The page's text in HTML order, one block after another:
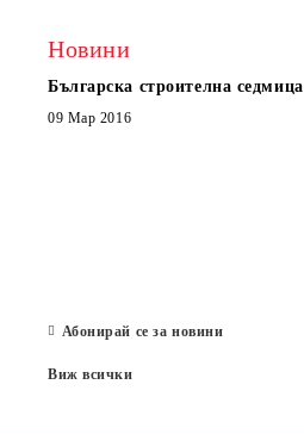
Новини
Българска строителна седмица
09 Мар 2016
Абонирай се за новини
Виж всички